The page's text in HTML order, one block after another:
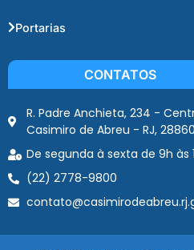
Portarias
CONTATOS
R. Padre Anchieta, 234 -
Casimiro de Abreu - RJ,
De segunda à sexta de 9h às
(22) 2778-9800